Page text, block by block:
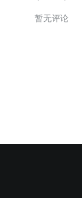
暂无评论